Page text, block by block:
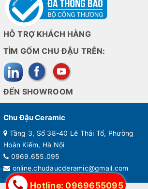
HỖ TRỢ KHÁCH HÀNG
TÌM GỐM CHU ĐẬU TRÊN:
ĐẾN SHOWROOM
Chu Đậu Ceramic
Tầng 3, Số 38-40 Lê Thái Tổ, Phường
Hoàn Kiếm, Hà Nội
0969.655.095
online.chudaucderamic@gmail.com
Hotline: 0969655095